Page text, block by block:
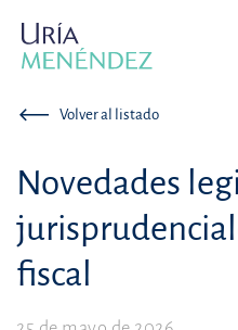
Volver al listado
Novedades
fiscal